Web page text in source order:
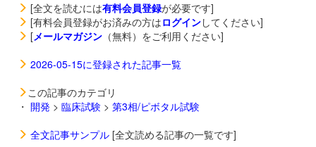
[全文を読むには有料会員登録が必要です]
[有料会員登録がお済みの方はログインしてください]
[メールマガジン （無料）をご利用ください]
2026-05-15に登録された記事一覧
この記事のカテゴリ
・ 開発 > 臨床試験 > 第3相/ピボタル試験
全文記事サンプル [全文読める記事の一覧です]